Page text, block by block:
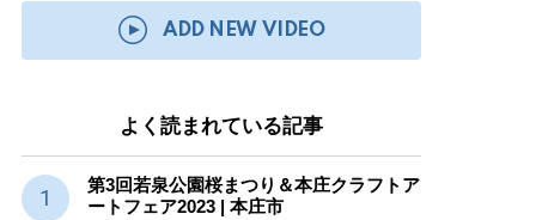
ADD NEW VIDEO
よく読まれている記事
第3回若泉公園桜まつり＆本庄クラフトア
ートフェア2023 | 本庄市